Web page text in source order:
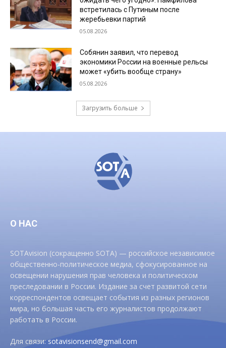
встретилась с Путиным после
жеребьевки партий
05.08.2026
Собянин заявил, что перевод
экономики России на военные рельсы
может «убить вообще страну»
05.08.2026
Загрузить больше
О НАС
SOTAvision (сокращенно SOTA) — российское независимое
общественно-политическое медиа, сфокусированное на
освещении нарушения прав человека и политическом
преследовании в России. Издание за счет развитой сети
корреспондентов освещает события из разных регионов
мира, но большая часть его журналистов продолжают
работать в России.
Для связи:sotavisionsend@gmail.com